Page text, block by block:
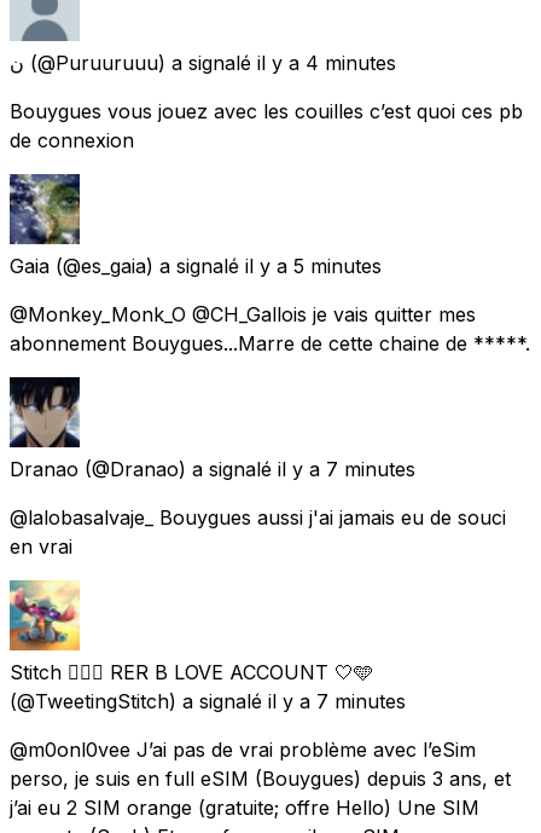
ن (@Puruuruuu) a signalé il y a 4 minutes
Bouygues vous jouez avec les couilles c’est quoi ces pb
de connexion
Gaia (@es_gaia) a signalé il y a 5 minutes
@Monkey_Monk_O @CH_Gallois je vais quitter mes
abonnement Bouygues...Marre de cette chaine de *****.
Dranao (@Dranao) a signalé il y a 7 minutes
@lalobasalvaje_ Bouygues aussi j'ai jamais eu de souci
en vrai
Stitch 🏳️‍🌈🚊 RER B LOVE ACCOUNT 🤍🩵
(@TweetingStitch) a signalé il y a 7 minutes
@m0onl0vee J’ai pas de vrai problème avec l’eSim
perso, je suis en full eSIM (Bouygues) depuis 3 ans, et
j’ai eu 2 SIM orange (gratuite; offre Hello) Une SIM